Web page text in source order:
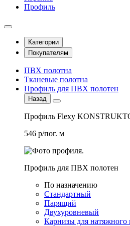
Профиль
Категории
Покупателям
ПВХ полотна
Тканевые полотна
Профиль для ПВХ полотен
Назад
Профиль Flexy
546 р/пог. м
Профиль для ПВХ полотен
По назначению
Стандартный
Парящий
Двухуровневый
Карнизы для натяжного